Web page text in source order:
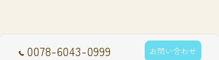
0078-6043-0999 お問い合わせ